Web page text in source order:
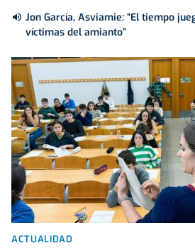
Jon García, Asviamie: “El tiempo
víctimas del amianto”
ACTUALIDAD